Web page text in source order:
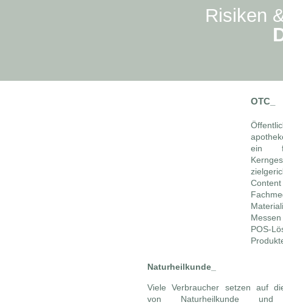
Risiken
OTC_
ein
POS-
Naturheilkunde_
Viele Verbraucher setzen auf
von Naturheilkunde und